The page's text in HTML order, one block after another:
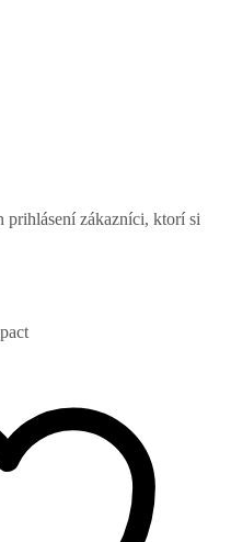
zákazníci, ktorí si